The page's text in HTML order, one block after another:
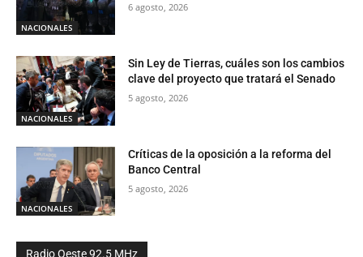
NACIONALES
6 agosto, 2026
NACIONALES
Sin Ley de Tierras, cuáles son los cambios
clave del proyecto que tratará el Senado
5 agosto, 2026
NACIONALES
Críticas de la oposición a la reforma del
Banco Central
5 agosto, 2026
Radio Oeste 92.5 MHz